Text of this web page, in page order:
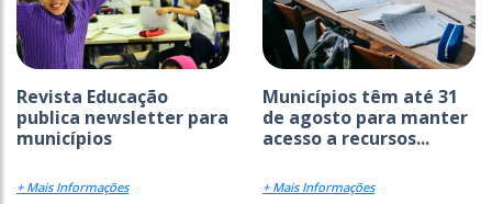
Revista Educação
publica newsletter para
municípios
+ Mais Informações
Municípios têm até 31
de agosto para manter
acesso a recursos...
+ Mais Informações